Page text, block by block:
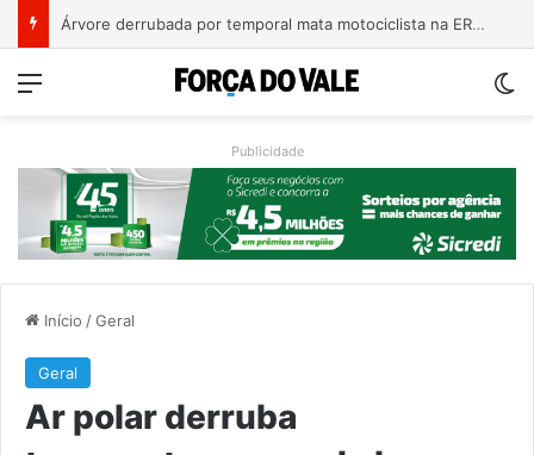
Bebê de um mês se engasga e é socorrido por bombeiros em Teutônia
Menu
Publicidade
Início /Geral
Geral
Ar polar derruba